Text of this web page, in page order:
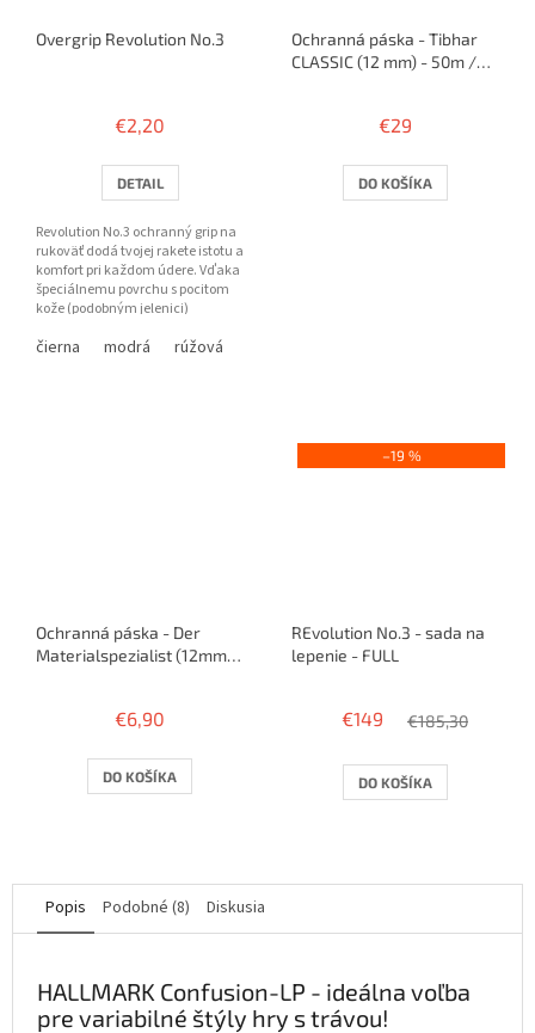
Overgrip Revolution No.3
€2,20
DETAIL
Revolution No.3 ochranný grip na
rukoväť dodá tvojej rakete istotu a
komfort pri každom údere. Vďaka
špeciálnemu povrchu s pocitom
kože (podobným jelenici)
čierna modrá rúžová
Ochranná páska - Tibhar
CLASSIC (12 mm) - 50m /
€29
DO KOŠÍKA
Ochranná páska - Der
Materialspezialist (12mm) -
€6,90
DO KOŠÍKA
–19 %
REvolution No.3 - sada na
lepenie - FULL
€149 €185,30
DO KOŠÍKA
Popis Podobné (8) Diskusia
HALLMARK Confusion-LP - ideálna voľba
pre variabilné štýly hry s trávou!